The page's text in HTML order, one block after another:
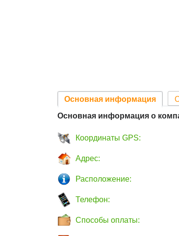
Основная информация
Основная информация о
Координаты GPS:
Адрес:
Расположение:
Телефон:
Способы оплаты: